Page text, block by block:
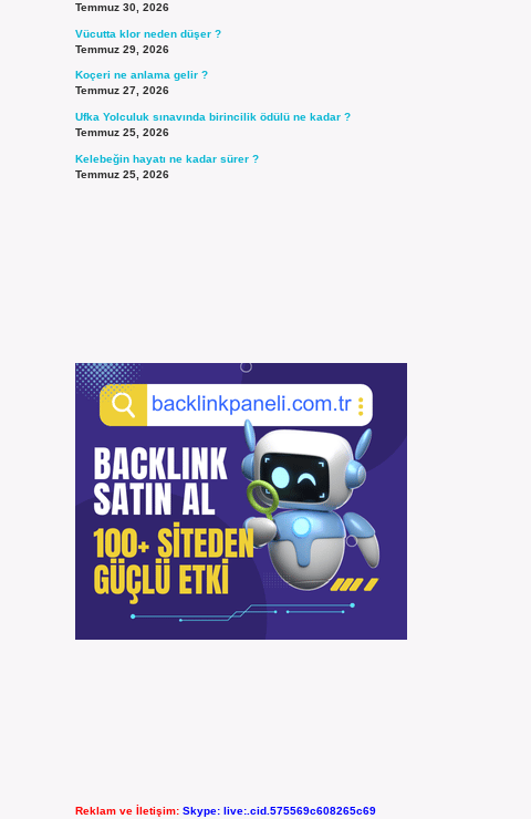
Temmuz 30, 2026
Vücutta klor neden düşer ?
Temmuz 29, 2026
Koçeri ne anlama gelir ?
Temmuz 27, 2026
Ufka Yolculuk sınavında birincilik ödülü ne kadar ?
Temmuz 25, 2026
Kelebeğin hayatı ne kadar sürer ?
Temmuz 25, 2026
Reklam ve İletişim: Skype: live:.cid.575569c608265c69